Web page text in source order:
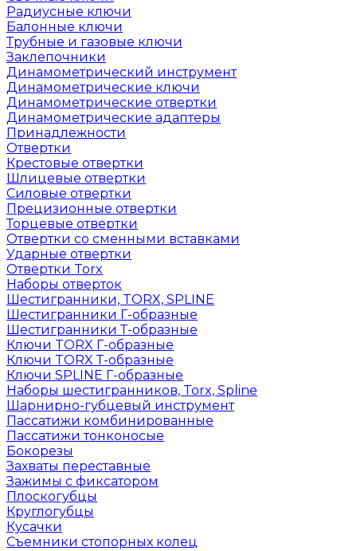
Радиусные ключи
Балонные ключи
Трубные и газовые ключи
Заклепочники
Динамометрический инструмент
Динамометрические ключи
Динамометрические отвертки
Динамометрические адаптеры
Принадлежности
Отвертки
Крестовые отвертки
Шлицевые отвертки
Силовые отвертки
Прецизионные отвертки
Торцевые отвертки
Отвертки со сменными вставками
Ударные отвертки
Отвертки Torx
Наборы отверток
Шестигранники, TORX, SPLINE
Шестигранники Г-образные
Шестигранники Т-образные
Ключи TORX Г-образные
Ключи TORX Т-образные
Ключи SPLINE Г-образные
Наборы шестигранников, Torx, Spline
Шарнирно-губцевый инструмент
Пассатижи комбинированные
Пассатижи тонконосые
Бокорезы
Захваты переставные
Зажимы с фиксатором
Плоскогубцы
Круглогубцы
Кусачки
Съемники стопорных колец